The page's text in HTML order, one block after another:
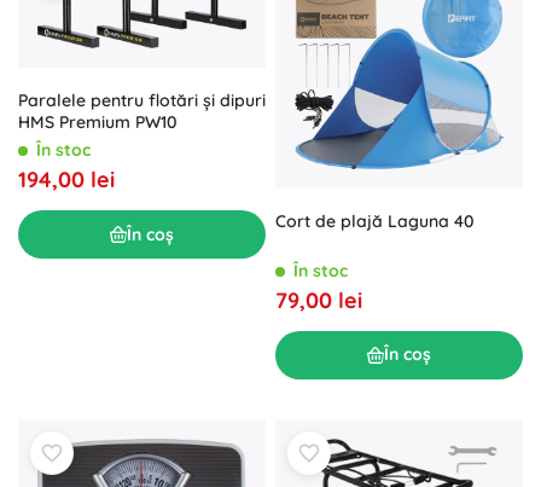
Paralele pentru flotări și dipuri
HMS Premium PW10
În stoc
194,00 lei
În coș
Cort de plajă Laguna 40
În stoc
79,00 lei
În coș